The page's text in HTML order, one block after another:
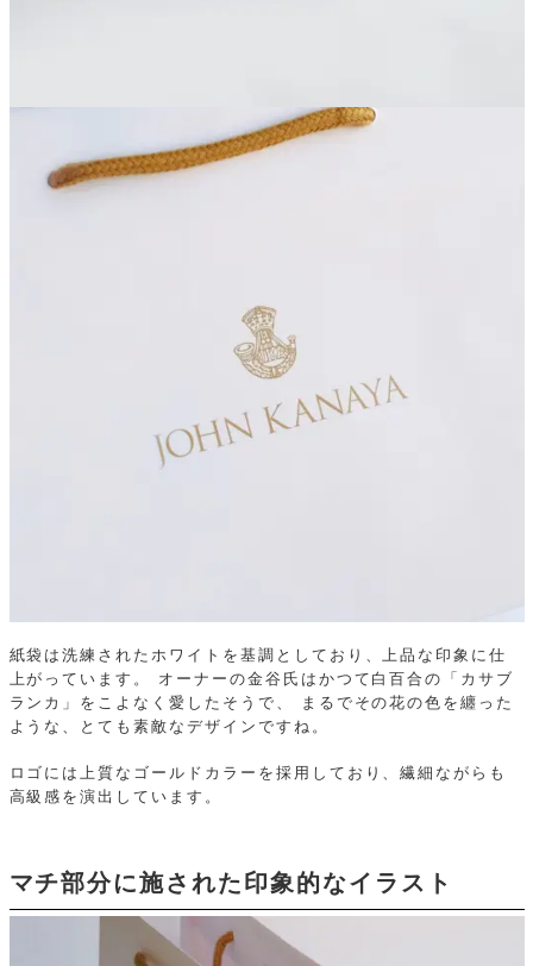
紙袋は洗練されたホワイトを基調としており、上品な印象に仕
上がっています。
オーナーの金谷氏はかつて白百合の「カサブ
ランカ」をこよなく愛したそうで、
まるでその花の色を纏った
ような、とても素敵なデザインですね。
ロゴには上質なゴールドカラーを採用しており、繊細ながらも
高級感を演出しています。
マチ部分に施された印象的なイラスト